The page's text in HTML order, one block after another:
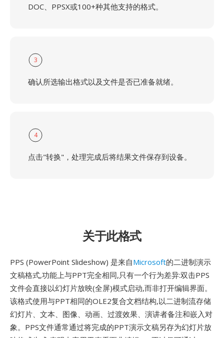
DOC、PPSX或100+种其他支持的格式。
3
确认所选输出格式以及文件是否已准备就绪。
4
点击"转换"，处理完成后将结果文件保存到设备。
关于此格式
PPS (PowerPoint Slideshow) 是来自Microsoft的二进制演示
文稿格式,功能上与PPT完全相同,只有一个行为差异:双击PPS
文件会直接以幻灯片放映(全屏)模式启动,而非打开编辑界面。
该格式使用与PPT相同的OLE2复合文档结构,以二进制流存储
幻灯片、文本、图像、动画、过渡效果、演讲者备注和嵌入对
象。PPS文件通常通过将完成的PPT演示文稿另存为幻灯片放